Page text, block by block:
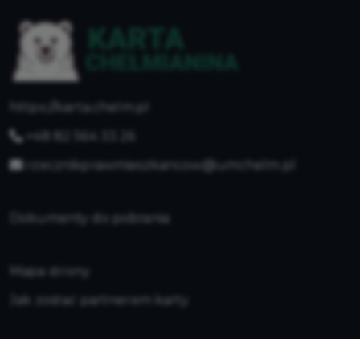
https://karta.chelm.pl
+48 82 564 33 26
rzecznikprawmieszkancow@umchelm.pl
Dokumenty do pobrania
Mapa strony
Jak zostać partnerem karty